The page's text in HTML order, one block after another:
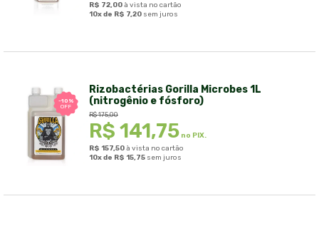
R$ 72,00à vista no cartão
10x de R$ 7,20 sem juros
-10%
OFF
Rizobactérias Gorilla Microbes 1L
(nitrogênio e fósforo)
R$175,00
R$ 141,75 no PIX.
R$ 157,50à vista no cartão
10x de R$ 15,75 sem juros